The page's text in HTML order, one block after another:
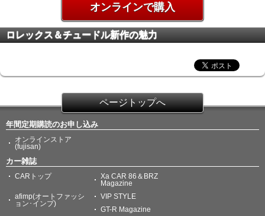
オンラインで購入
ロレックス＆チュードル新作の魅力
ページトップへ
年間定期購読のお申し込み
オンラインストア
(fujisan)
カー雑誌
CARトップ
Xa CAR 86＆BRZ
Magazine
afimp(オートファッシ
ョン･インプ)
VIP STYLE
GT-R Magazine